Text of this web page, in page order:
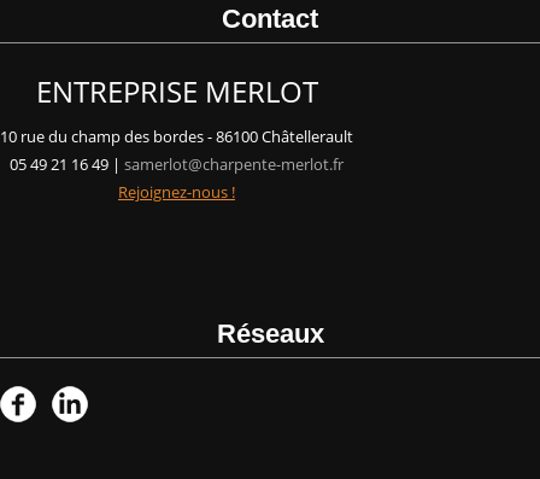
Contact
ENTREPRISE MERLOT
10 rue du champ des bordes - 86100 Châtellerault
05 49 21 16 49 | samerlot@charpente-merlot.fr
Rejoignez-nous !
Réseaux